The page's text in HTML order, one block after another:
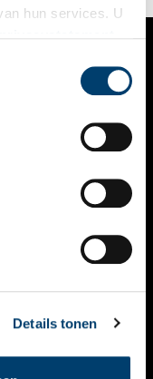
hun services. U
Details tonen